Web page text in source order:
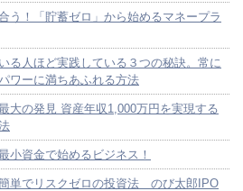
う！「貯蓄ゼロ」から始めるマネープラ
る人ほど実践している３つの秘訣。常に
ワーに満ちあふれる方法
大の発見 資産年収1,000万円を実現する
小資金で始めるビジネス！
単でリスクゼロの投資法 のび太郎IPO